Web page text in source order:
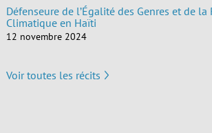
Défenseure de l’Égalité des Genres et de la
Climatique en Haïti
12 novembre 2024
Voir toutes les récits